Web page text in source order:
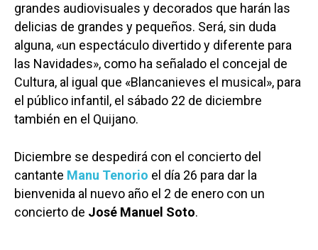
grandes audiovisuales y decorados que harán las
delicias de grandes y pequeños. Será, sin duda
alguna, «un espectáculo divertido y diferente para
las Navidades», como ha señalado el concejal de
Cultura, al igual que «Blancanieves el musical», para
el público infantil, el sábado 22 de diciembre
también en el Quijano.
Diciembre se despedirá con el concierto del
cantante Manu Tenorio el día 26 para dar la
bienvenida al nuevo año el 2 de enero con un
concierto de José Manuel Soto.